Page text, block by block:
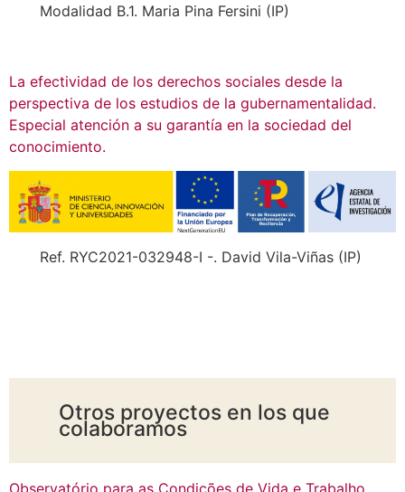
Modalidad B.1. Maria Pina Fersini (IP)
La efectividad de los derechos sociales desde la
perspectiva de los estudios de la gubernamentalidad.
Especial atención a su garantía en la sociedad del
conocimiento.
Ref. RYC2021-032948-I -. David Vila-Viñas (IP)
Otros proyectos en los que
colaboramos
Observatório para as Condições de Vida e Trabalho